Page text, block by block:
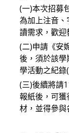
(一)本次招募
為加上注音
讀需求，歡迎
(二)申請《安
後，須於該
學活動之紀錄
(三)後續將請
報紙後，可
材，並得參與